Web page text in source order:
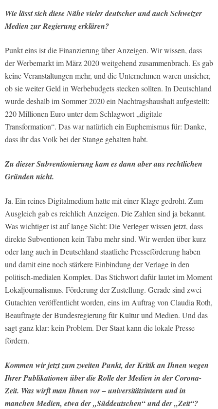
Wie lässt sich diese Nähe vieler deutscher und auch Schweizer
Medien zur Regierung erklären?
Punkt eins ist die Finanzierung über Anzeigen. Wir wissen, dass
der Werbemarkt im März 2020 weitgehend zusammenbrach. Es gab
keine Veranstaltungen mehr, und die Unternehmen waren unsicher,
ob sie weiter Geld in Werbebudgets stecken sollten. In Deutschland
wurde deshalb im Sommer 2020 ein Nachtragshaushalt aufgestellt:
220 Millionen Euro unter dem Schlagwort „digitale
Transformation“. Das war natürlich ein Euphemismus für: Danke,
dass ihr das Volk bei der Stange gehalten habt.
Zu dieser Subventionierung kam es dann aber aus rechtlichen
Gründen nicht.
Ja. Ein reines Digitalmedium hatte mit einer Klage gedroht. Zum
Ausgleich gab es reichlich Anzeigen. Die Zahlen sind ja bekannt.
Was wichtiger ist auf lange Sicht: Die Verleger wissen jetzt, dass
direkte Subventionen kein Tabu mehr sind. Wir werden über kurz
oder lang auch in Deutschland staatliche Presseförderung haben
und damit eine noch stärkere Einbindung der Verlage in den
politisch-medialen Komplex. Das Stichwort dafür lautet im Moment
Lokaljournalismus. Förderung der Zustellung. Gerade sind zwei
Gutachten veröffentlicht worden, eins im Auftrag von Claudia Roth,
Beauftragte der Bundesregierung für Kultur und Medien. Und das
sagt ganz klar: kein Problem. Der Staat kann die lokale Presse
fördern.
Kommen wir jetzt zum zweiten Punkt, der Kritik an Ihnen wegen
Ihrer Publikationen über die Rolle der Medien in der Corona-
Zeit. Was wirft man Ihnen vor – universitätsintern und in
manchen Medien, etwa der „Süddeutschen“ und der „Zeit“?